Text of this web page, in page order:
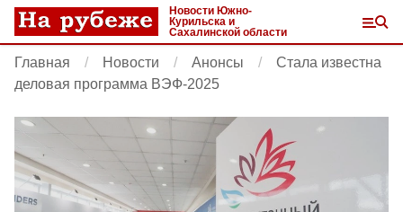
Новости Южно-
Курильска и
Сахалинской области
Главная Новости Анонсы
Стала известна
деловая программа ВЭФ-2025